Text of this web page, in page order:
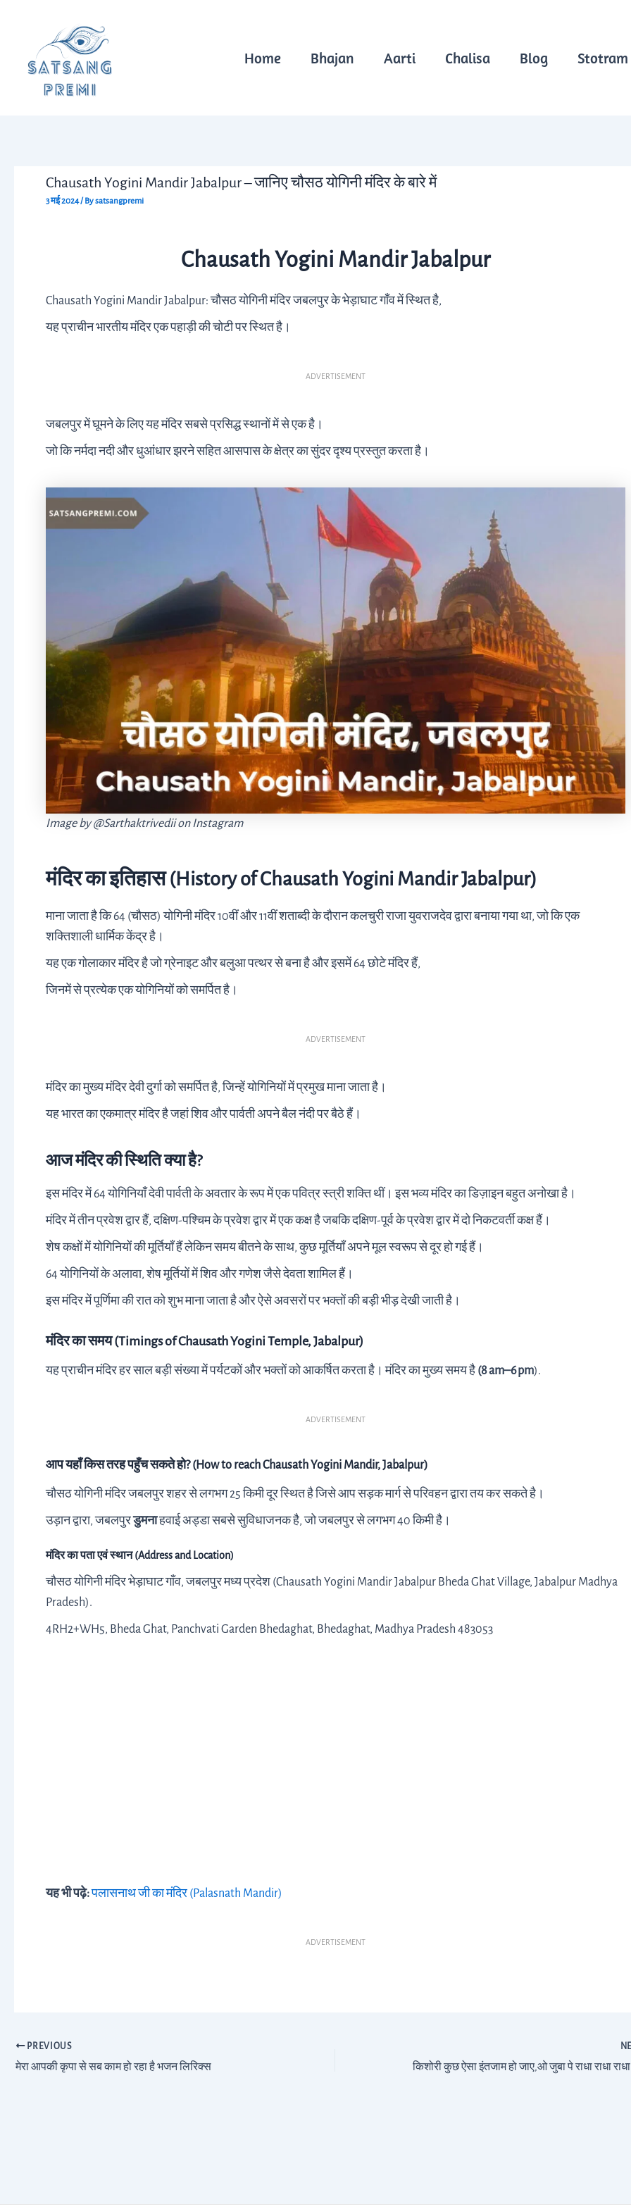
Home Bhajan Aarti Chalisa Blog Stotram
Chausath Yogini Mandir Jabalpur – जानिए चौसठ योगिनी मंदिर के बारे में
3 मई 2024/ Bysatsangpremi
Chausath Yogini Mandir Jabalpur
Chausath Yogini Mandir Jabalpur: चौसठ योगिनी मंदिर जबलपुर के भेड़ाघाट गाँव में स्थित है,
यह प्राचीन भारतीय मंदिर एक पहाड़ी की चोटी पर स्थित है।
ADVERTISEMENT
जबलपुर में घूमने के लिए यह मंदिर सबसे प्रसिद्ध स्थानों में से एक है।
जो कि नर्मदा नदी और धुआंधार झरने सहित आसपास के क्षेत्र का सुंदर दृश्य प्रस्तुत करता है।
Image by @Sarthaktrivedii on Instagram
मंदिर का इतिहास (History of Chausath Yogini Mandir Jabalpur)
माना जाता है कि 64 (चौसठ) योगिनी मंदिर 10वीं और 11वीं शताब्दी के दौरान कलचुरी राजा युवराजदेव द्वारा बनाया गया था, जो कि एक
शक्तिशाली धार्मिक केंद्र है।
यह एक गोलाकार मंदिर है जो ग्रेनाइट और बलुआ पत्थर से बना है और इसमें 64 छोटे मंदिर हैं,
जिनमें से प्रत्येक एक योगिनियों को समर्पित है।
ADVERTISEMENT
मंदिर का मुख्य मंदिर देवी दुर्गा को समर्पित है, जिन्हें योगिनियों में प्रमुख माना जाता है।
यह भारत का एकमात्र मंदिर है जहां शिव और पार्वती अपने बैल नंदी पर बैठे हैं।
आज मंदिर की स्थिति क्या है?
इस मंदिर में 64 योगिनियाँ देवी पार्वती के अवतार के रूप में एक पवित्र स्त्री शक्ति थीं। इस भव्य मंदिर का डिज़ाइन बहुत अनोखा है।
मंदिर में तीन प्रवेश द्वार हैं, दक्षिण-पश्चिम के प्रवेश द्वार में एक कक्ष है जबकि दक्षिण-पूर्व के प्रवेश द्वार में दो निकटवर्ती कक्ष हैं।
शेष कक्षों में योगिनियों की मूर्तियाँ हैं लेकिन समय बीतने के साथ, कुछ मूर्तियाँ अपने मूल स्वरूप से दूर हो गई हैं।
64 योगिनियों के अलावा, शेष मूर्तियों में शिव और गणेश जैसे देवता शामिल हैं।
इस मंदिर में पूर्णिमा की रात को शुभ माना जाता है और ऐसे अवसरों पर भक्तों की बड़ी भीड़ देखी जाती है।
मंदिर का समय (Timings of Chausath Yogini Temple, Jabalpur)
यह प्राचीन मंदिर हर साल बड़ी संख्या में पर्यटकों और भक्तों को आकर्षित करता है। मंदिर का मुख्य समय है (8 am–6 pm).
ADVERTISEMENT
आप यहाँ किस तरह पहुँच सकते हो? (How to reach Chausath Yogini Mandir, Jabalpur)
चौसठ योगिनी मंदिर जबलपुर शहर से लगभग 25 किमी दूर स्थित है जिसे आप सड़क मार्ग से परिवहन द्वारा तय कर सकते है।
उड़ान द्वारा, जबलपुरडुमनाहवाई अड्डा सबसे सुविधाजनक है, जो जबलपुर से लगभग 40 किमी है।
मंदिर का पता एवं स्थान (Address and Location)
चौसठ योगिनी मंदिर भेड़ाघाट गाँव, जबलपुर मध्य प्रदेश (Chausath Yogini Mandir Jabalpur Bheda Ghat Village, Jabalpur Madhya
Pradesh).
4RH2+WH5, Bheda Ghat, Panchvati Garden Bhedaghat, Bhedaghat, Madhya Pradesh 483053
यह भी पढ़े:पलासनाथ जी का मंदिर (Palasnath Mandir)
ADVERTISEMENT
navigation
PREVIOUS
मेरा आपकी कृपा से सब काम हो रहा है भजन लिरिक्स